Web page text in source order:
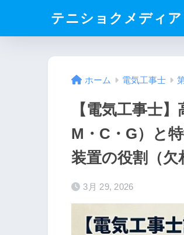
テニショクメディ
ホーム 電気工事士
【電気工事士
M・C・G）と
装置の役割（欠
3月 29, 2026